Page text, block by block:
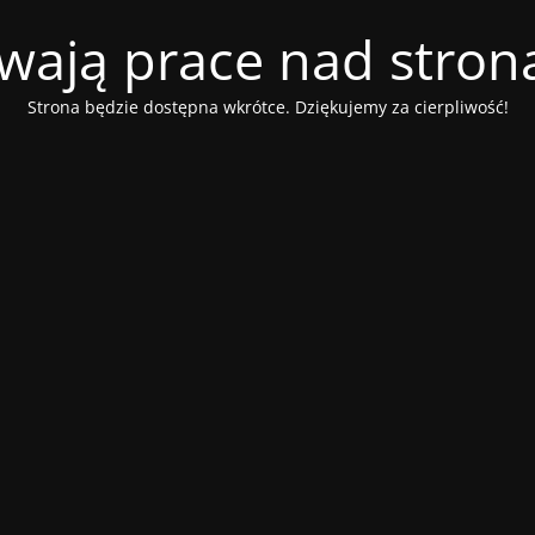
prace nad
Strona będzie dostępna wkrótce. Dziękujemy za cierpliwość!